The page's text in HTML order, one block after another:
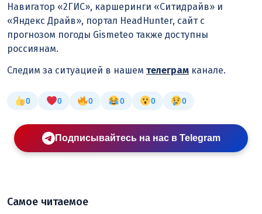
Навигатор «2ГИС», каршеринги «Ситидрайв» и
«Яндекс Драйв», портал HeadHunter, сайт с
прогнозом погоды Gismeteo также доступны
россиянам.
Следим за ситуацией в нашем телеграм канале.
0 0 0 0 0 0
Подписывайтесь на нас в Telegram
Самое читаемое